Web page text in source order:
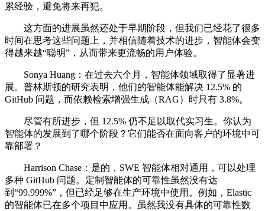
累经验，避免将来再犯。
这方面的进展虽然还处于早期阶段，但我们已经花了很多
时间在思考这些问题上，并相信随着技术的进步，智能体会变
得越来越“聪明”，从而带来更流畅的用户体验。
Sonya Huang：在过去六个月，智能体领域取得了显著进
展。普林斯顿的研究表明，他们的智能体能解决 12.5% 的
GitHub 问题，而依赖检索增强生成（RAG）时只有 3.8%。
尽管有所进步，但 12.5% 仍不足以取代实习生。你认为
智能体的发展到了哪个阶段？它们能否在面向客户的环境中可
靠部署？
Harrison Chase：是的，SWE 智能体相对通用，可以处理
多种 GitHub 问题。定制智能体的可靠性虽然没有达
到“99.999%”，但已经足够在生产环境中使用。例如，Elastic
的智能体已在多个项目中应用。虽然我没有具体的可靠性数